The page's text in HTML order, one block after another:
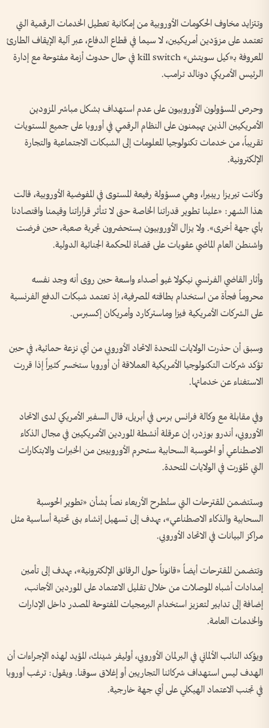
وتتزايد مخاوف الحكومات الأوروبية من إمكانية تعطيل الخدمات الرقمية التي
تعتمد على مزوّدين أمريكيين، لا سيما في قطاع الدفاع، عبر آلية الإيقاف الطارئ
المعروفة بـ«كيل سويتش» kill switch في حال حدوث أزمة مفتوحة مع إدارة
الرئيس الأمريكي دونالد ترامب.
وحرص المسؤولون الأوروبيون على عدم استهداف بشكل مباشر المزودين
الأمريكيين الذين يهيمنون على النظام الرقمي في أوروبا على جميع المستويات
تقريباً، من خدمات تكنولوجيا المعلومات إلى الشبكات الاجتماعية والتجارة
الإلكترونية.
وكانت تيريزا ريبيرا، وهي مسؤولة رفيعة المستوى في المفوضية الأوروبية، قالت
هذا الشهر: «علينا تطوير قدراتنا الخاصة حتى لا تتأثر قراراتنا وقيمنا واقتصادنا
بأي جهة أخرى». ولا يزال الأوروبيون يستحضرون تجربة صعبة، حين فرضت
واشنطن العام الماضي عقوبات على قضاة المحكمة الجنائية الدولية.
وأثار القاضي الفرنسي نيكولا غيو أصداء واسعة حين روى أنه وجد نفسه
محروماً فجأة من استخدام بطاقته المصرفية، إذ تعتمد شبكات الدفع الفرنسية
على الشركات الأمريكية فيزا وماستركارد وأمريكان إكسبرس.
وسبق أن حذرت الولايات المتحدة الاتحاد الأوروبي من أي نزعة حمائية، في حين
تؤكد شركات التكنولوجيا الأمريكية العملاقة أن أوروبا ستخسر كثيراً إذا قررت
الاستغناء عن خدماتها.
وفي مقابلة مع وكالة فرانس برس في أبريل، قال السفير الأمريكي لدى الاتحاد
الأوروبي، أندرو بوزدر، إن عرقلة أنشطة الموردين الأمريكيين في مجال الذكاء
الاصطناعي أو الحوسبة السحابية ستحرم الأوروبيين من الخبرات والابتكارات
التي طُوّرت في الولايات المتحدة.
وستتضمن المقترحات التي ستُطرح الأربعاء نصاً بشأن «تطوير الحوسبة
السحابية والذكاء الاصطناعي»، يهدف إلى تسهيل إنشاء بنى تحتية أساسية مثل
مراكز البيانات في الاتحاد الأوروبي.
وتتضمن المقترحات أيضاً «قانوناً حول الرقائق الإلكترونية»، يهدف إلى تأمين
إمدادات أشباه الموصلات من خلال تقليل الاعتماد على الموردين الأجانب،
إضافة إلى تدابير لتعزيز استخدام البرمجيات المفتوحة المصدر داخل الإدارات
والخدمات العامة.
ويؤكد النائب الألماني في البرلمان الأوروبي، أوليفر شينك، المؤيد لهذه الإجراءات أن
الهدف ليس استهداف شركائنا التجاريين أو إغلاق سوقنا. ويقول: ترغب أوروبا
في تجنب الاعتماد الهيكلي على أي جهة خارجية.